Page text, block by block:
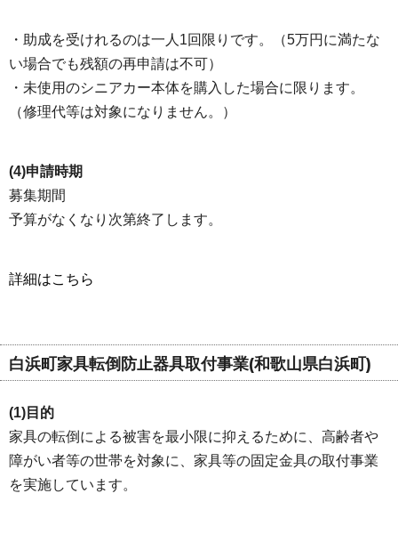
・助成を受けれるのは一人1回限りです。（5万円に満たな
い場合でも残額の再申請は不可）
​・未使用のシニアカー本体を購入した場合に限ります。
（修理代等は対象になりません。）
(4)申請時期
募集期間
予算がなくなり次第終了します。
詳細はこちら
白浜町家具転倒防止器具取付事業(和歌山県白浜町)
(1)目的
家具の転倒による被害を最小限に抑えるために、高齢者や
障がい者等の世帯を対象に、家具等の固定金具の取付事業
を実施しています。